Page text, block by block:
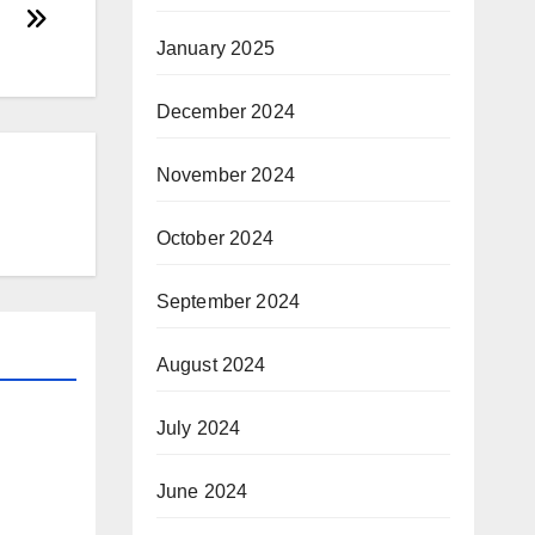
January 2025
December 2024
November 2024
October 2024
September 2024
August 2024
July 2024
June 2024